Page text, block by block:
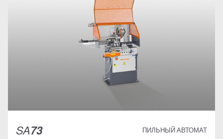
SA73 ПИЛЬНЫЙ АВТОМАТ